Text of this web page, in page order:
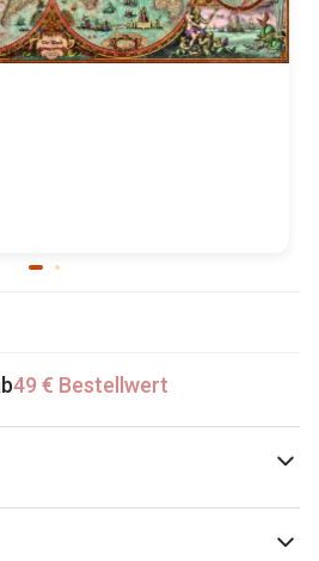
49 € Bestellwert